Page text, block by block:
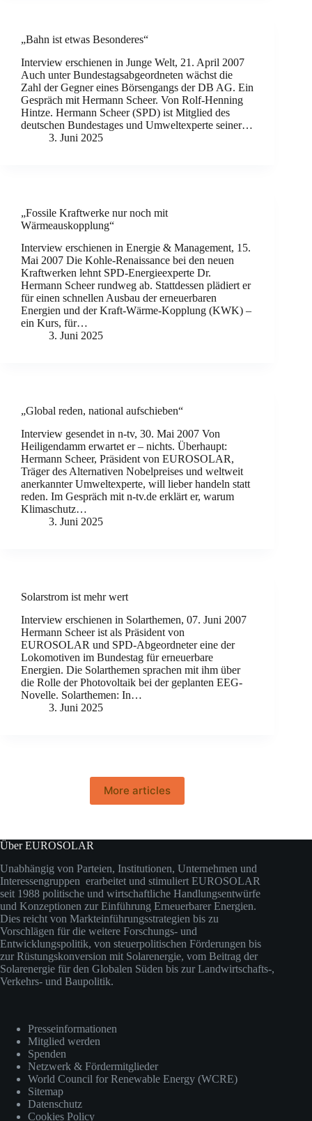
„Bahn ist etwas Besonderes“
Interview erschienen in Junge Welt, 21. April 2007
Auch unter Bundestagsabgeordneten wächst die
Zahl der Gegner eines Börsengangs der DB AG. Ein
Gespräch mit Hermann Scheer. Von Rolf-Henning
Hintze. Hermann Scheer (SPD) ist Mitglied des
deutschen Bundestages und Umweltexperte seiner…
3. Juni 2025
„Fossile Kraftwerke nur noch mit
Wärmeauskopplung“
Interview erschienen in Energie & Management, 15.
Mai 2007 Die Kohle-Renaissance bei den neuen
Kraftwerken lehnt SPD-Energieexperte Dr.
Hermann Scheer rundweg ab. Stattdessen plädiert er
für einen schnellen Ausbau der erneuerbaren
Energien und der Kraft-Wärme-Kopplung (KWK) –
ein Kurs, für…
3. Juni 2025
„Global reden, national aufschieben“
Interview gesendet in n-tv, 30. Mai 2007 Von
Heiligendamm erwartet er – nichts. Überhaupt:
Hermann Scheer, Präsident von EUROSOLAR,
Träger des Alternativen Nobelpreises und weltweit
anerkannter Umweltexperte, will lieber handeln statt
reden. Im Gespräch mit n-tv.de erklärt er, warum
Klimaschutz…
3. Juni 2025
Solarstrom ist mehr wert
Interview erschienen in Solarthemen, 07. Juni 2007
Hermann Scheer ist als Präsident von
EUROSOLAR und SPD-Abgeordneter eine der
Lokomotiven im Bundestag für erneuerbare
Energien. Die Solarthemen sprachen mit ihm über
die Rolle der Photovoltaik bei der geplanten EEG-
Novelle. Solarthemen: In…
3. Juni 2025
More articles
Über EUROSOLAR
Unabhängig von Parteien, Institutionen, Unternehmen und
Interessengruppen erarbeitet und stimuliert EUROSOLAR
seit 1988 politische und wirtschaftliche Handlungsentwürfe
und Konzeptionen zur Einführung Erneuerbarer Energien.
Dies reicht von Markteinführungsstrategien bis zu
Vorschlägen für die weitere Forschungs- und
Entwicklungspolitik, von steuerpolitischen Förderungen bis
zur Rüstungskonversion mit Solarenergie, vom Beitrag der
Solarenergie für den Globalen Süden bis zur Landwirtschafts-,
Verkehrs- und Baupolitik.
Presseinformationen
Mitglied werden
Spenden
Netzwerk & Fördermitglieder
World Council for Renewable Energy (WCRE)
Sitemap
Datenschutz
Cookies Policy